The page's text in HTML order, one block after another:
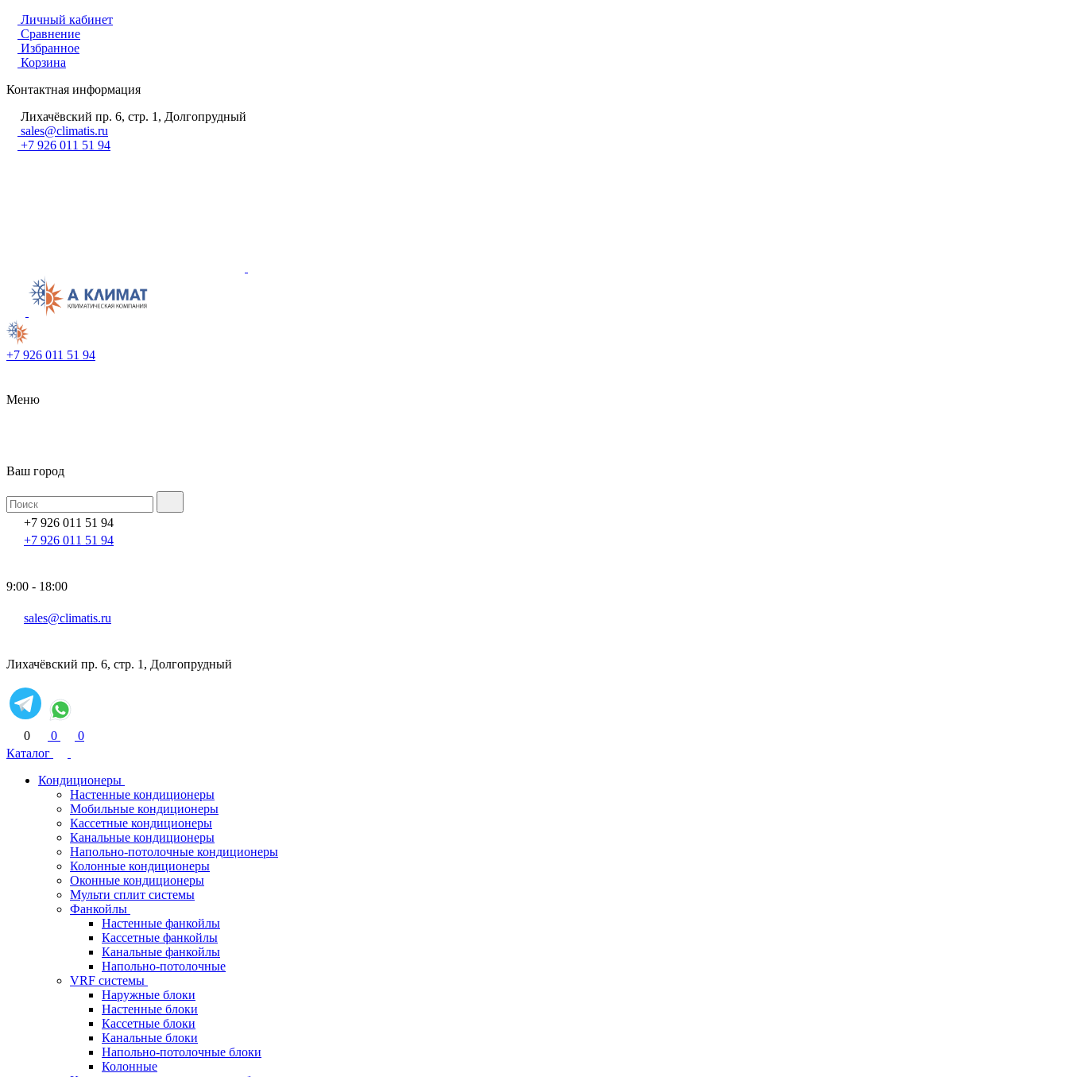
Личный кабинет
Сравнение
Избранное
Корзина
Контактная информация
Лихачёвский пр. 6, стр. 1, Долгопрудный
sales@climatis.ru
+7 926 011 51 94
+7 926 011 51 94
Меню
Ваш город
+7 926 011 51 94
+7 926 011 51 94
9:00 - 18:00
sales@climatis.ru
Лихачёвский пр. 6, стр. 1, Долгопрудный
0 0
0
Каталог
Кондиционеры
Настенные кондиционеры
Мобильные кондиционеры
Кассетные кондиционеры
Канальные кондиционеры
Напольно-потолочные кондиционеры
Колонные кондиционеры
Оконные кондиционеры
Мульти сплит системы
Фанкойлы
Настенные фанкойлы
Кассетные фанкойлы
Канальные фанкойлы
Напольно-потолочные
VRF системы
Наружные блоки
Настенные блоки
Кассетные блоки
Канальные блоки
Напольно-потолочные блоки
Колонные